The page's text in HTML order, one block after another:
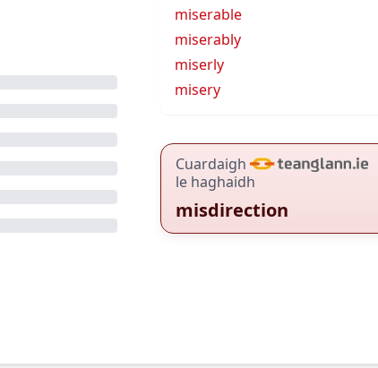
miserable
miserably
miserly
misery
Cuardaigh
le haghaidh
misdirection